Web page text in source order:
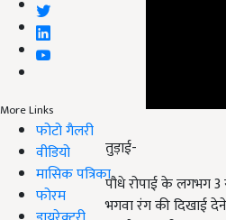
More Links
फोटो गैलरी
वीडियो
मासिक पत्रिका
फोरम
पौधे रोपाई के लगभग
भगवा रंग की दिखाई
जब केसर पूरी तरह सूख